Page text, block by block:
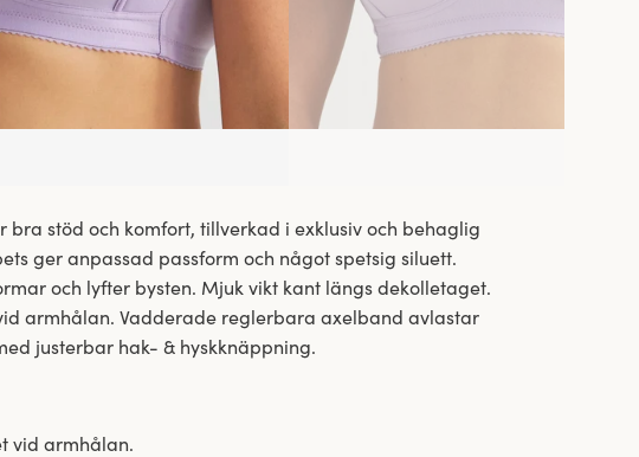
bra stöd och komfort, tillverkad i exklusiv och behaglig
ger anpassad passform och något spetsig siluett.
och lyfter bysten. Mjuk vikt kant längs dekolletaget.
armhålan. Vadderade reglerbara axelband avlastar
justerbar hak- & hyskknäppning.
vid armhålan.